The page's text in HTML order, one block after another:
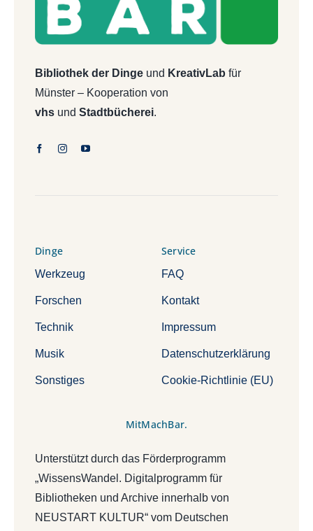
Bibliothek der Dingeund KreativLab für
Münster – Kooperation von
vhsund Stadtbücherei.
Dinge
Werkzeug
Forschen
Technik
Musik
Sonstiges
Service
FAQ
Kontakt
Impressum
Datenschutzerklärung
Cookie-Richtlinie (EU)
MitMachBar.
Unterstützt durch das Förderprogramm
„WissensWandel. Digitalprogramm für
Bibliotheken und Archive innerhalb von
NEUSTART KULTUR“ vom Deutschen